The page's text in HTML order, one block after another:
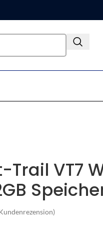
Trail VT7